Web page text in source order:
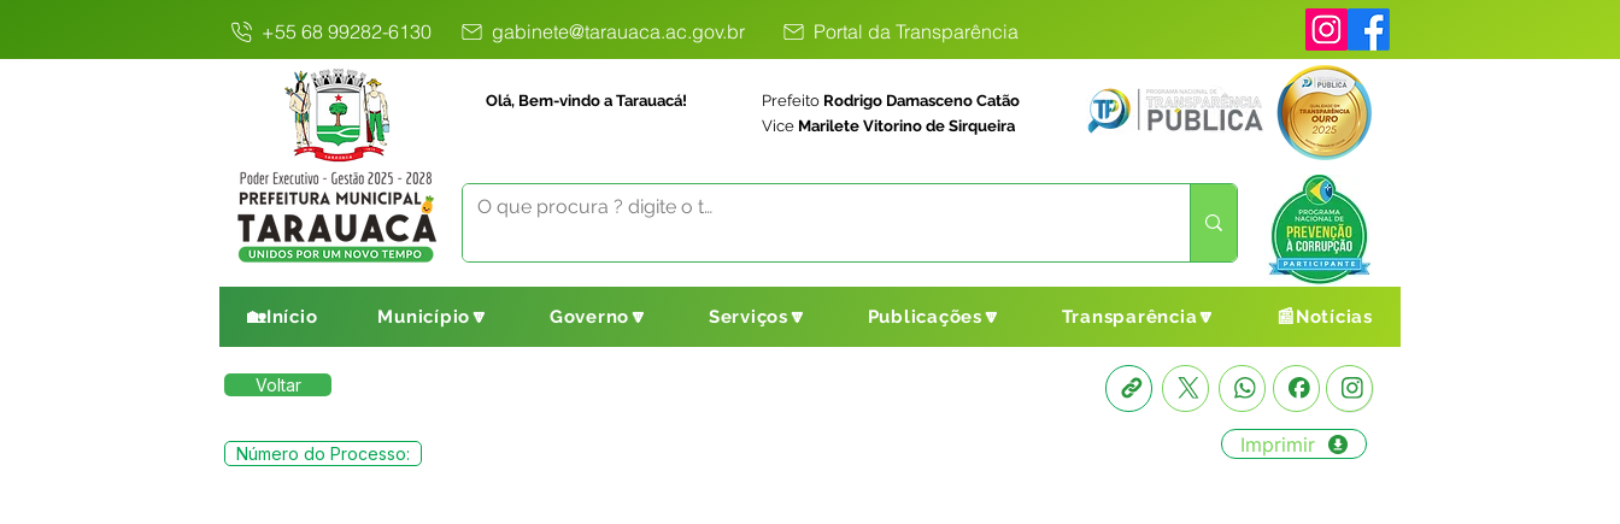
+55 68 99282-6130 gabinete@tarauaca.ac.gov.br Portal da Transparência
Olá, Bem-vindo a Tarauacá! Prefeito Rodrigo Damasceno Catão
Vice Marilete Vitorino de Sirqueira
🏡Início Município🔽 Governo🔽 Serviços🔽 Publicações🔽 Transparência🔽 📰Notícias
Voltar
Número do Processo: Imprimir